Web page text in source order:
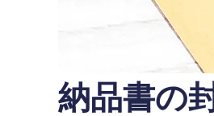
納品書の